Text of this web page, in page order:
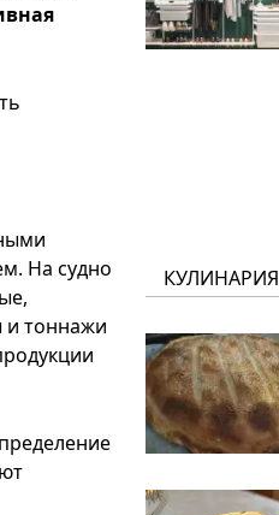
На судно
и тоннажи
КУЛИНАРИЯ